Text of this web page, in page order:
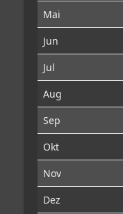
Mai
Jun
Jul
Aug
Sep
Okt
Nov
Dez